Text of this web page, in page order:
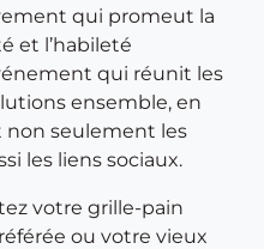
qui promeut la
et l’habileté
qui réunit les
ensemble, en
non seulement les
les liens sociaux.
votre grille-pain
ou votre vieux